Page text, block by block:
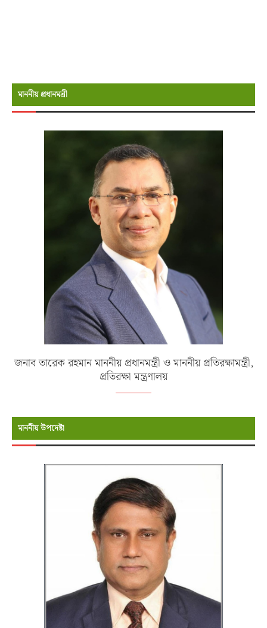
মাননীয় প্রধানমন্রী
জনাব তারেক রহমান মাননীয় প্রধানমন্ত্রী ও মাননীয় প্রতিরক্ষামন্ত্রী,
প্রতিরক্ষা মন্ত্রণালয়
মাননীয় উপদেষ্টা